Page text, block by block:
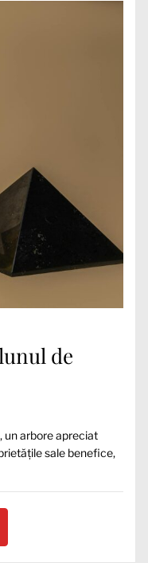
de
un arbore apreciat
sale benefice,